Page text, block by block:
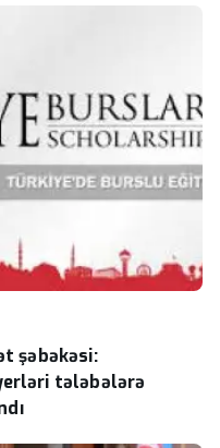
şəbəkəsi:
tələbələrə